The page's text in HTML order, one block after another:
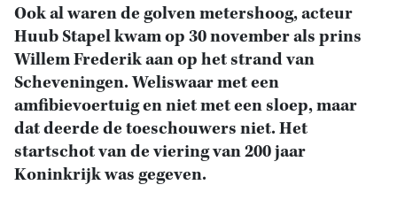
Ook al waren de golven metershoog, acteur
Huub Stapel kwam op 30 november als prins
Willem Frederik aan op het strand van
Scheveningen. Weliswaar met een
amfibievoertuig en niet met een sloep, maar
dat deerde de toeschouwers niet. Het
startschot van de viering van 200 jaar
Koninkrijk was gegeven.